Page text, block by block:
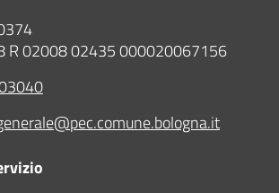
R 02008 02435 000020067156